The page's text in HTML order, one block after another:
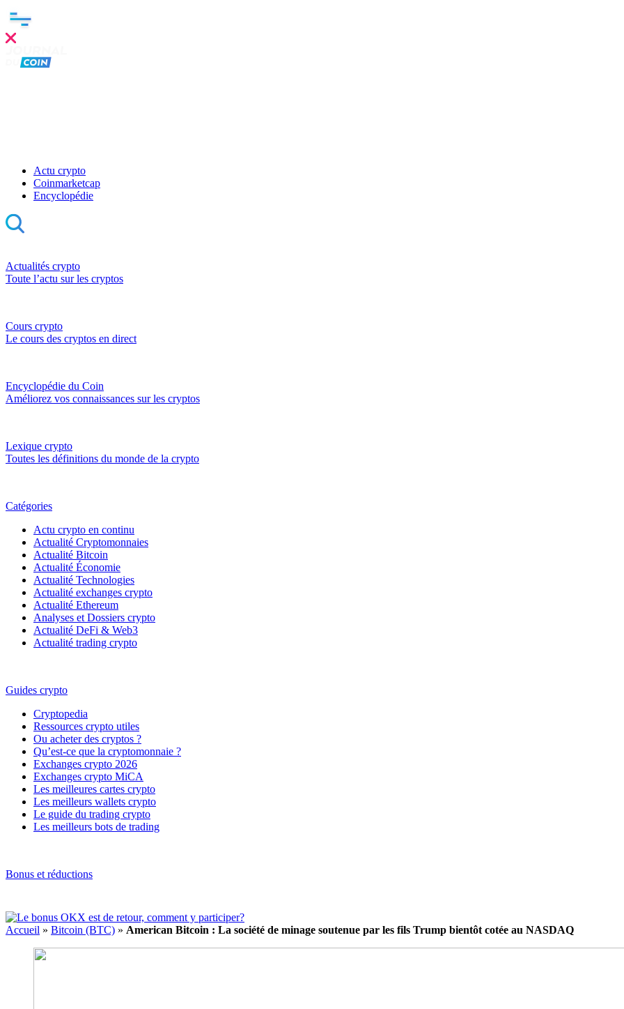
Actu crypto
Coinmarketcap
Encyclopédie
Actualités crypto
Toute l’actu sur les cryptos
Cours crypto
Le cours des cryptos en direct
Encyclopédie du Coin
Améliorez vos connaissances sur les cryptos
Lexique crypto
Toutes les définitions du monde de la crypto
Catégories
Actu crypto en continu
Actualité Cryptomonnaies
Actualité Bitcoin
Actualité Économie
Actualité Technologies
Actualité exchanges crypto
Actualité Ethereum
Analyses et Dossiers crypto
Actualité DeFi & Web3
Actualité trading crypto
Guides crypto
Cryptopedia
Ressources crypto utiles
Ou acheter des cryptos ?
Qu’est-ce que la cryptomonnaie ?
Exchanges crypto 2026
Exchanges crypto MiCA
Les meilleures cartes crypto
Les meilleurs wallets crypto
Le guide du trading crypto
Les meilleurs bots de trading
Bonus et réductions
Accueil » Bitcoin (BTC) » American Bitcoin : La société de minage soutenue par les fils Trump bientôt cotée au NASDAQ